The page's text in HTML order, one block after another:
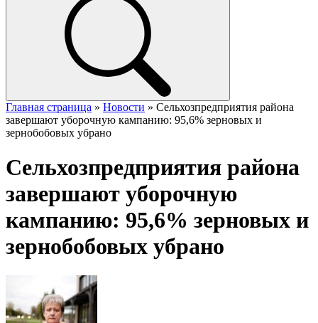
Главная страница » Новости » Сельхозпредприятия района
завершают уборочную кампанию: 95,6% зерновых и
зернобобовых убрано
Сельхозпредприятия района
завершают уборочную
кампанию: 95,6% зерновых и
зернобобовых убрано